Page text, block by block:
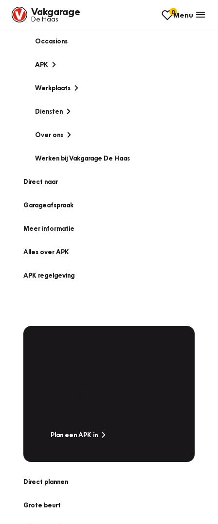
Vakgarage
De Haas
0Menu
Occasions
APK
Werkplaats
Diensten
Over ons
Werken bij Vakgarage De Haas
Direct naar
Garageafspraak
Meer informatie
Alles over APK
APK regelgeving
Plan een APK in
Direct plannen
Grote beurt